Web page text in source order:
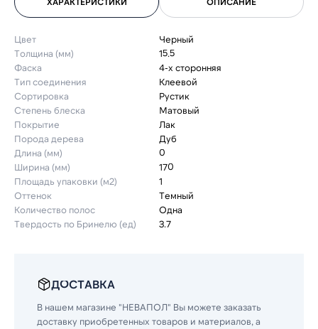
Цвет
Черный
Толщина (мм)
15.5
Фаска
4-х сторонняя
Тип соединения
Клеевой
Сортировка
Рустик
Степень блеска
Матовый
Покрытие
Лак
Порода дерева
Дуб
Длина (мм)
0
Ширина (мм)
170
Площадь упаковки (м2)
1
Оттенок
Темный
Количество полос
Одна
Твердость по Бринелю (ед)
3.7
ДОСТАВКА
В нашем магазине "НЕВАПОЛ" Вы можете заказать
доставку приобретенных товаров и материалов, а